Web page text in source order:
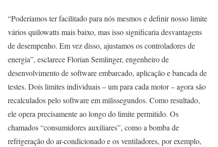
“Poderíamos ter facilitado para nós mesmos e definir nosso limite
vários quilowatts mais baixo, mas isso significaria desvantagens
de desempenho. Em vez disso, ajustamos os controladores de
energia”, esclarece Florian Semlinger, engenheiro de
desenvolvimento de software embarcado, aplicação e bancada de
testes. Dois limites individuais – um para cada motor – agora são
recalculados pelo software em milissegundos. Como resultado,
ele opera precisamente ao longo do limite permitido. Os
chamados “consumidores auxiliares”, como a bomba de
refrigeração do ar-condicionado e os ventiladores, por exemplo,